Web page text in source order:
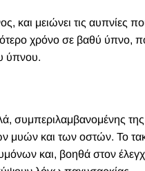
και μειώνει τις αυπνίες
χρόνο σε βαθύ ύπνο,
ύπνου.
συμπεριλαμβανομένης
και των οστών. Το
και, βοηθά στον